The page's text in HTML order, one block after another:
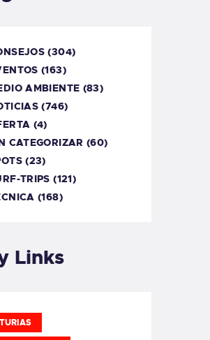
(304)
(163)
AMBIENTE (83)
(746)
(4)
CATEGORIZAR (60)
(23)
TRIPS (121)
(168)
Links